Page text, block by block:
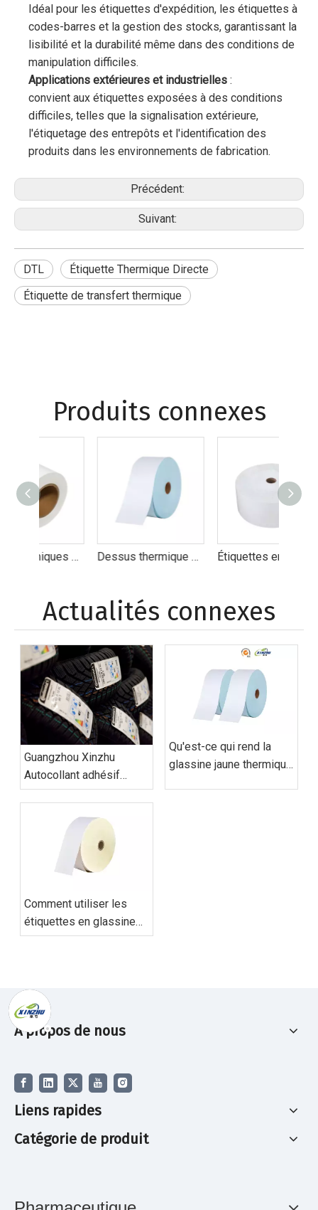
Idéal pour les étiquettes d'expédition, les étiquettes à
codes-barres et la gestion des stocks, garantissant la
lisibilité et la durabilité même dans des conditions de
manipulation difficiles.
Applications extérieures et industrielles :
convient aux étiquettes exposées à des conditions
difficiles, telles que la signalisation extérieure,
l'étiquetage des entrepôts et l'identification des
produits dans les environnements de fabrication.
Précédent:
Suivant:
DTL
Étiquette Thermique Directe
Étiquette de transfert thermique
Produits connexes
Dessus thermique synthétique – Étiquettes thermiques directes hautes performances pour la logistique et la vente au détail Étiquettes en papier synthétique sans doublure PP respectueuses de l'environnement
Actualités connexes
Guangzhou Xinzhu
Autocollant adhésif
Materials Co., Ltd.
Qu'est-ce qui rend la
glassine jaune thermique
Comment utiliser les
étiquettes en glassine
jaune thermique directe
À propos de nous
Liens rapides
Catégorie de produit